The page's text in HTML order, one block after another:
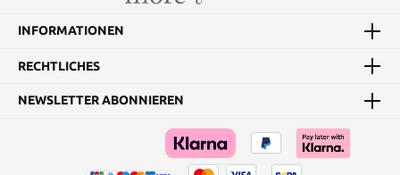
INFORMATIONEN
RECHTLICHES
NEWSLETTER ABONNIEREN